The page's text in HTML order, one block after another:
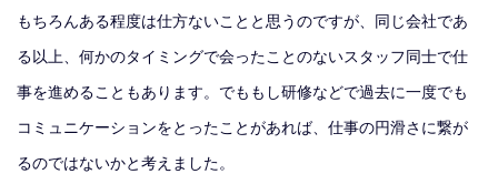
もちろんある程度は仕方ないことと思うのですが、同じ会社であ
る以上、何かのタイミングで会ったことのないスタッフ同士で仕
事を進めることもあります。でももし研修などで過去に一度でも
コミュニケーションをとったことがあれば、仕事の円滑さに繋が
るのではないかと考えました。